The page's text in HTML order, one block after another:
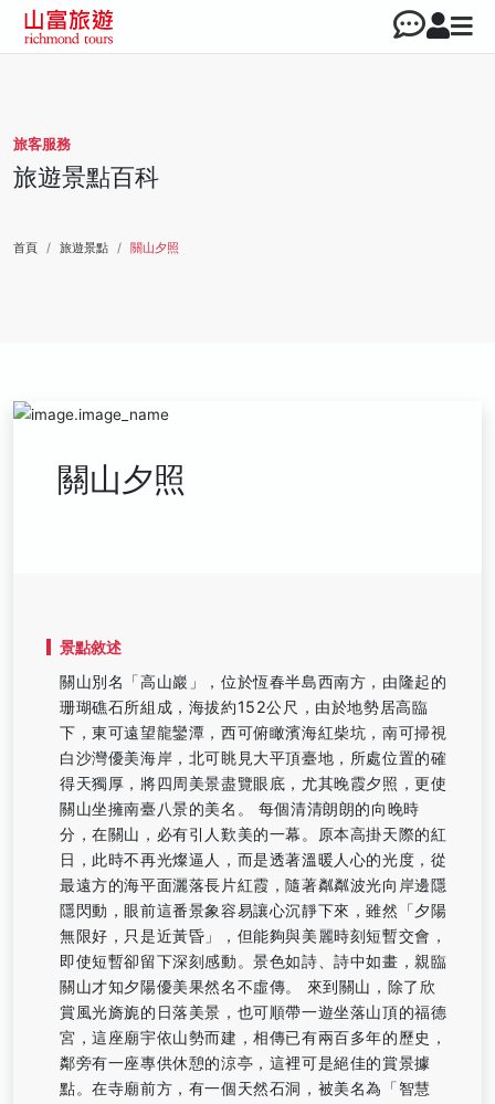
旅客服務
旅遊景點百科
首頁 旅遊景點 關山夕照
關山夕照
景點敘述
關山別名「高山巖」，位於恆春半島西南方，由隆起的
珊瑚礁石所組成，海拔約152公尺，由於地勢居高臨
下，東可遠望龍鑾潭，西可俯瞰濱海紅柴坑，南可掃視
白沙灣優美海岸，北可眺見大平頂臺地，所處位置的確
得天獨厚，將四周美景盡覽眼底，尤其晚霞夕照，更使
關山坐擁南臺八景的美名。 每個清清朗朗的向晚時
分，在關山，必有引人歎美的一幕。原本高掛天際的紅
日，此時不再光燦逼人，而是透著溫暖人心的光度，從
最遠方的海平面灑落長片紅霞，隨著粼粼波光向岸邊隱
隱閃動，眼前這番景象容易讓心沉靜下來，雖然「夕陽
無限好，只是近黃昏」，但能夠與美麗時刻短暫交會，
即使短暫卻留下深刻感動。景色如詩、詩中如畫，親臨
關山才知夕陽優美果然名不虛傳。 來到關山，除了欣
賞風光旖旎的日落美景，也可順帶一遊坐落山頂的福德
宮，這座廟宇依山勢而建，相傳已有兩百多年的歷史，
鄰旁有一座專供休憩的涼亭，這裡可是絕佳的賞景據
點。在寺廟前方，有一個天然石洞，被美名為「智慧